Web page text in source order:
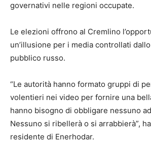
governativi nelle regioni occupate.
Le elezioni offrono al Cremlino
un’illusione per i media controllati
pubblico russo.
“Le autorità hanno formato gruppi di
volentieri nei video per fornire una
hanno bisogno di obbligare nessuno
Nessuno si ribellerà o si arrabbierà”,
residente di Enerhodar.